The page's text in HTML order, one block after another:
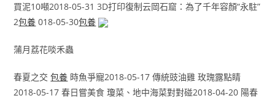
買泥10噸2018-05-31 3D打印復制云岡石窟：為了千年容顏“永駐”
2包養 018-05-30包養
蒲月荔花啖禾蟲
春夏之交包養 時魚爭寵2018-05-17 傳統豉油雞 玫瑰露點睛
2018-05-17 春日嘗美食 瓊菜、地中海菜對對碰2018-04-20 陽春